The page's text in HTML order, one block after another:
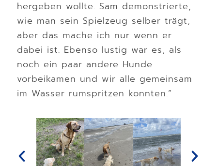
hergeben wollte. Sam demonstrierte,
wie man sein Spielzeug selber trägt,
aber das mache ich nur wenn er
dabei ist. Ebenso lustig war es, als
noch ein paar andere Hunde
vorbeikamen und wir alle gemeinsam
im Wasser rumspritzen konnten.”